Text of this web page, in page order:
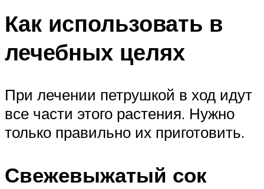
Как использовать в
лечебных целях
При лечении петрушкой в ход идут
все части этого растения. Нужно
только правильно их приготовить.
Свежевыжатый сок